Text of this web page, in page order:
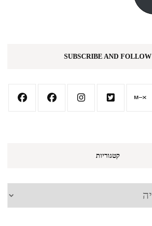
SUBSCRIBE AND FOLLOW
קטגוריות